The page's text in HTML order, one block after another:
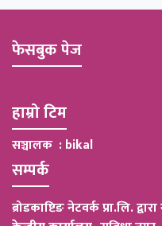
फेसबुक पेज
हाम्रो टिम
सञ्चालक : bikal
सम्पर्क
ब्रोडकाष्टिङ नेटवर्क प्रा.लि.